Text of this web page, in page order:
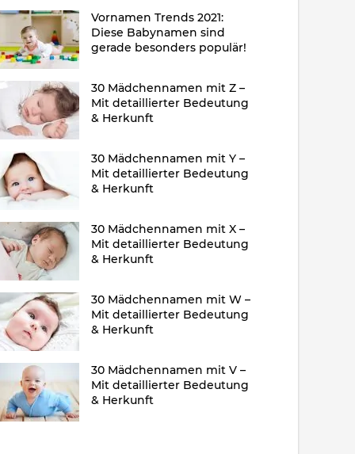
Vornamen Trends 2021:
Diese Babynamen sind
gerade besonders populär!
30 Mädchennamen mit Z –
Mit detaillierter Bedeutung
& Herkunft
30 Mädchennamen mit Y –
Mit detaillierter Bedeutung
& Herkunft
30 Mädchennamen mit X –
Mit detaillierter Bedeutung
& Herkunft
30 Mädchennamen mit W –
Mit detaillierter Bedeutung
& Herkunft
30 Mädchennamen mit V –
Mit detaillierter Bedeutung
& Herkunft